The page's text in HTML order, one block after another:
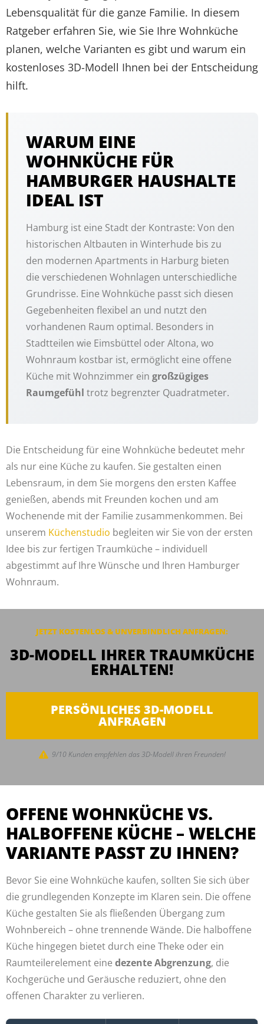
Lebensqualität für die ganze Familie. In diesem
Ratgeber erfahren Sie, wie Sie Ihre Wohnküche
planen, welche Varianten es gibt und warum ein
kostenloses 3D-Modell Ihnen bei der Entscheidung
hilft.
WARUM EINE
WOHNKÜCHE FÜR
HAMBURGER HAUSHALTE
IDEAL IST
Hamburg ist eine Stadt der Kontraste: Von den
historischen Altbauten in Winterhude bis zu
den modernen Apartments in Harburg bieten
die verschiedenen Wohnlagen unterschiedliche
Grundrisse. Eine Wohnküche passt sich diesen
Gegebenheiten flexibel an und nutzt den
vorhandenen Raum optimal. Besonders in
Stadtteilen wie Eimsbüttel oder Altona, wo
Wohnraum kostbar ist, ermöglicht eine offene
Küche mit Wohnzimmer ein großzügiges
Raumgefühl trotz begrenzter Quadratmeter.
Die Entscheidung für eine Wohnküche bedeutet mehr
als nur eine Küche zu kaufen. Sie gestalten einen
Lebensraum, in dem Sie morgens den ersten Kaffee
genießen, abends mit Freunden kochen und am
Wochenende mit der Familie zusammenkommen. Bei
unserem Küchenstudio begleiten wir Sie von der ersten
Idee bis zur fertigen Traumküche – individuell
abgestimmt auf Ihre Wünsche und Ihren Hamburger
Wohnraum.
JETZT KOSTENLOS & UNVERBINDLICH ANFRAGEN:
3D-MODELL IHRER TRAUMKÜCHE
ERHALTEN!
PERSÖNLICHES 3D-MODELL
ANFRAGEN
9/10 Kunden empfehlen das 3D-Modell ihren Freunden!
OFFENE WOHNKÜCHE VS.
HALBOFFENE KÜCHE – WELCHE
VARIANTE PASST ZU IHNEN?
Bevor Sie eine Wohnküche kaufen, sollten Sie sich über
die grundlegenden Konzepte im Klaren sein. Die offene
Küche gestalten Sie als fließenden Übergang zum
Wohnbereich – ohne trennende Wände. Die halboffene
Küche hingegen bietet durch eine Theke oder ein
Raumteilerelement eine dezente Abgrenzung, die
Kochgerüche und Geräusche reduziert, ohne den
offenen Charakter zu verlieren.